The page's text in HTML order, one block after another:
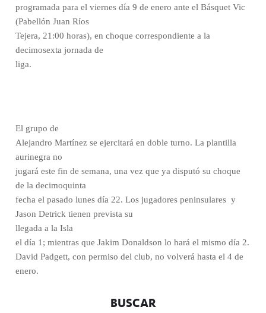
programada para el viernes día 9 de enero ante el Básquet Vic
(Pabellón Juan Ríos
Tejera, 21:00 horas), en choque correspondiente a la
decimosexta jornada de
liga.
El grupo de
Alejandro Martínez se ejercitará en doble turno. La plantilla
aurinegra no
jugará este fin de semana, una vez que ya disputó su choque
de la decimoquinta
fecha el pasado lunes día 22. Los jugadores peninsulares y
Jason Detrick tienen prevista su
llegada a la Isla
el día 1; mientras que Jakim Donaldson lo hará el mismo día 2.
David Padgett, con permiso del club, no volverá hasta el 4 de
enero.
BUSCAR